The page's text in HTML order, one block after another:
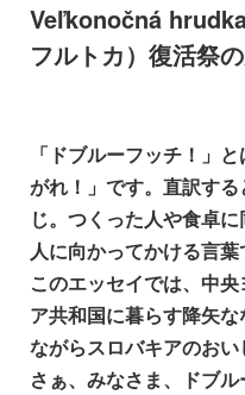
Veľkonočná
フルトカ）復活祭
「ドブルーフッチ！」
がれ！」です。直訳す
じ。つくった人や食卓
人に向かってかける言葉
このエッセイでは、中
ア共和国に暮らす降矢
ながらスロバキアのおい
さぁ、みなさま、ドブル